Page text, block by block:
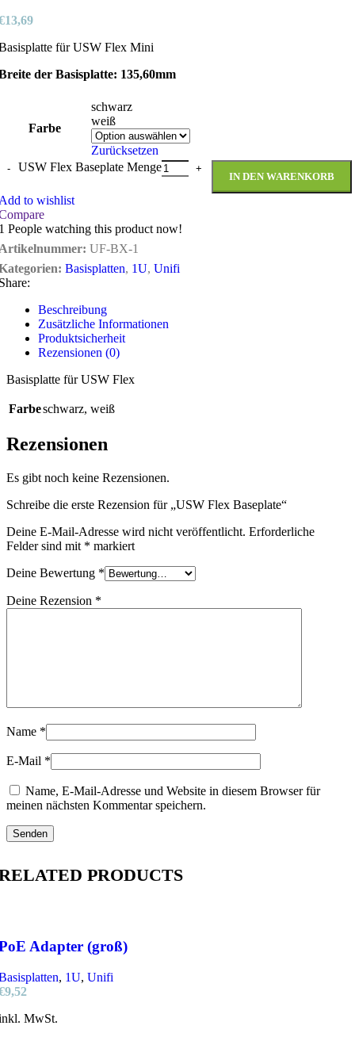
13,69
für USW Flex Mini
der Basisplatte: 135,60mm
Farbe
schwarz
weiß
Zurücksetzen
USW Flex Baseplate Menge
IN DEN WARENKORB
to wishlist
People watching this product now!
UF-BX-1
Basisplatten, 1U, Unifi
Beschreibung
Zusätzliche Informationen
Produktsicherheit
Rezensionen (0)
Basisplatte für USW Flex
Farbeschwarz, weiß
Rezensionen
Es gibt noch keine Rezensionen.
Schreibe die erste Rezension für „USW Flex Baseplate“
Deine E-Mail-Adresse wird nicht veröffentlicht. Erforderliche
Felder sind mit * markiert
Deine Bewertung *
Deine Rezension *
Name *
E-Mail *
Name, E-Mail-Adresse und Website in diesem Browser für
meinen nächsten Kommentar speichern.
PRODUCTS
Adapter (groß)
, 1U, Unifi
9,52
MwSt.